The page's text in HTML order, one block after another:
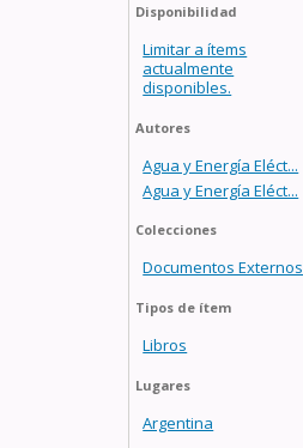
Disponibilidad
Limitar a ítems
actualmente
disponibles.
Autores
Agua y Energía Eléct...
Agua y Energía Eléct...
Colecciones
Documentos Externos
Tipos de ítem
Libros
Lugares
Argentina